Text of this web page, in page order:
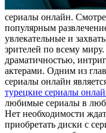
сeриaлы онлайн.
популярным
увлекательные и
зрителей по всему
драматичностью,
актерами. Одним из
сериалы онлайн
турецкие сериалы
любимые сериалы в
Нет необходимости
приобретать диски с